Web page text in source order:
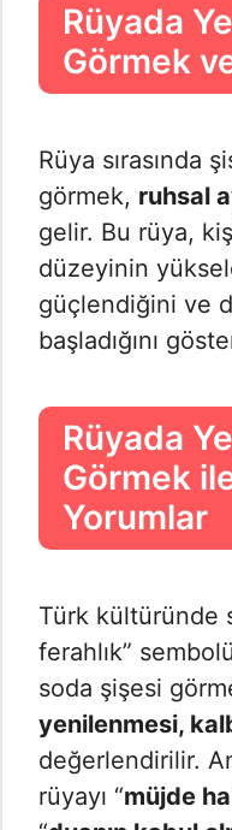
Rüyada
Görmek
Rüya sırasında
görmek, ruhsal
gelir. Bu rüya,
düzeyinin
güçlendiğini ve
başladığını
Rüyada
Görmek
Yorumlar
Türk kültüründe
ferahlık”
soda şişesi
yenilenmesi,
değerlendirilir.
rüyayı “müjde